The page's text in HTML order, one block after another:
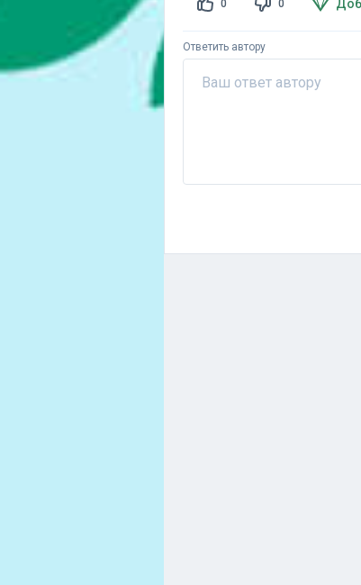
0 0
Ответить автору